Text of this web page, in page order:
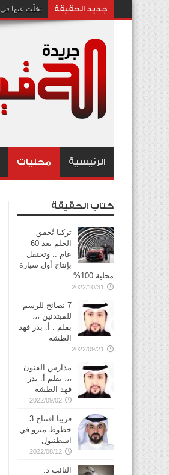
جديد الحقيقة تخلّت عنها في 2021.. ميتا تعيد إحياء تقنية تثير الجدل بشأن انتهاك الخصوصية
الرئيسية محليات
كتاب الحقيقة
تركيا تُحقق
الحلم بعد 60
عام .. وتحتفل
بإنتاج أول سيارة
محلية 100%
2022/10/31
7 نصائح للرسم
للمبتدئين ،،،
بقلم : أ. بدر فهد
الطشه
2022/09/21
مدارس الفنون
،،، بقلم أ. بدر
فهد الطشه
2022/09/02
قريبا افتتاح 3
خطوط مترو في
2022/08/12
النائب د.